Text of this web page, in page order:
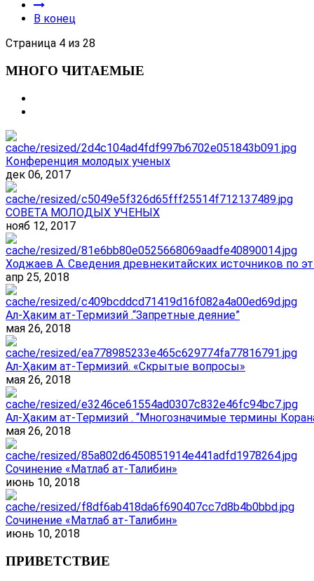
В конец
Страница 4 из 28
МНОГО ЧИТАЕМЫЕ
Конференция молодых ученых
дек 06, 2017
СОВЕТА МОЛОДЫХ УЧЕНЫХ
нояб 12, 2017
Ходжаев А. Сведения древнекитайских источников по
апр 25, 2018
Ал-Ҳаким ат-Термизий .“Запретные деяние”
мая 26, 2018
Ал-Ҳаким ат-Термизий. «Скрытые вопросы»
мая 26, 2018
Ал-Ҳаким ат-Термизий . “Многозначимые термины
мая 26, 2018
Сочинение «Матлаб ат-Талибин»
июнь 10, 2018
Сочинение «Матлаб ат-Талибин»
июнь 10, 2018
ПРИВЕТСТВИЕ